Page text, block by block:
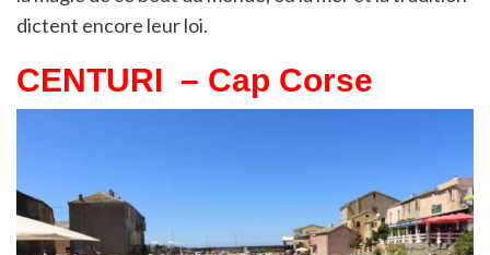
dictent encore leur loi.
CENTURI – Cap Corse